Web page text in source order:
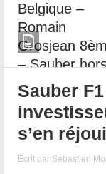
Sauber
s’en
Écrit par Sébastien